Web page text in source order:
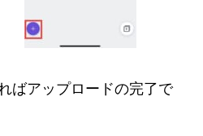
ばアップロードの完了で